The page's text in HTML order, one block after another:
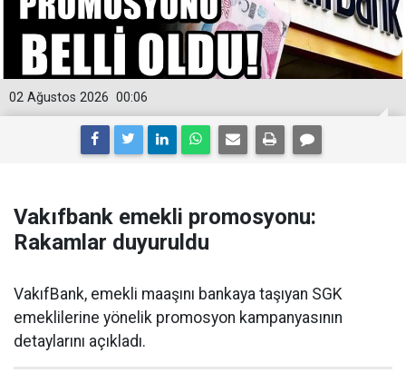
00:06
02 Ağustos 2026
Vakıfbank emekli promosyonu:
Rakamlar duyuruldu
VakıfBank, emekli maaşını bankaya taşıyan SGK
emeklilerine yönelik promosyon kampanyasının
detaylarını açıkladı.